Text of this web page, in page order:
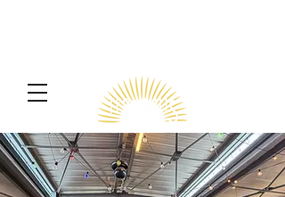
Commande en ligne